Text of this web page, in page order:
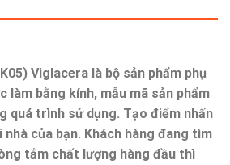
Viglacera là bộ sản phẩm phụ
làm bằng kính, mẫu mã sản phẩm
quá trình sử dụng. Tạo điểm nhấn
của bạn. Khách hàng đang tìm
tắm chất lượng hàng đầu thì